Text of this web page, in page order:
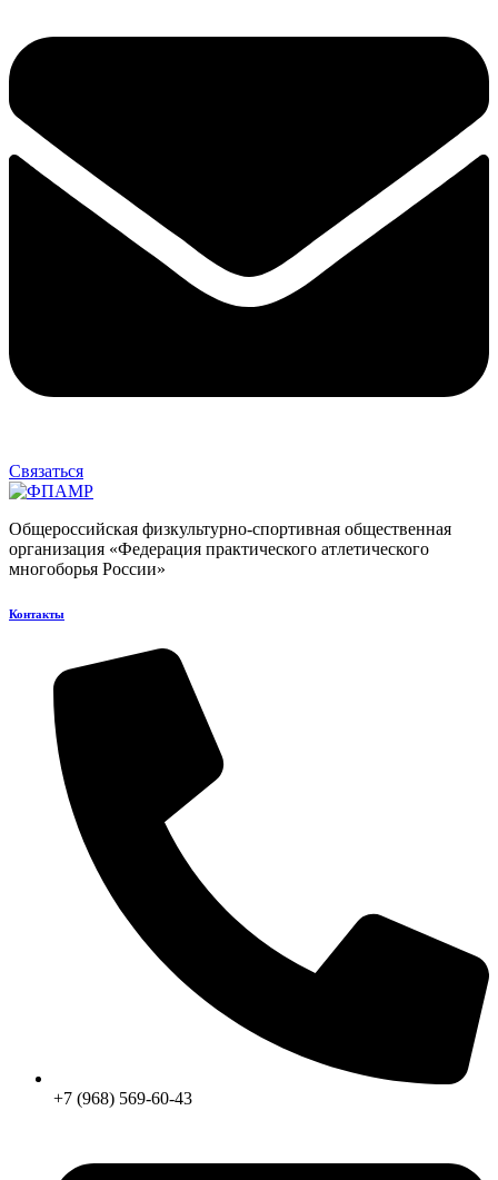
Связаться
Общероссийская физкультурно-спортивная общественная
организация «Федерация практического атлетического
многоборья России»
Контакты​
+7 (968) 569-60-43